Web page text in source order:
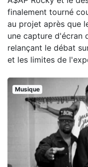
finalement tourné
au projet après que
une capture d'écran
relançant le débat
et les limites de
Musique